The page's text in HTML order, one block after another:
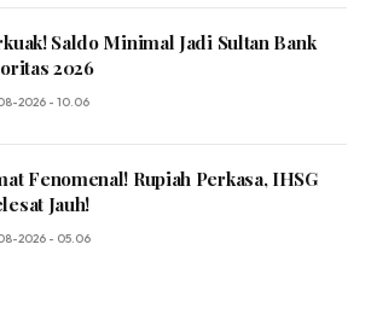
Saldo Minimal Jadi Sultan Bank
2026
2026 - 10.06
Fenomenal! Rupiah Perkasa, IHSG
Jauh!
2026 - 05.06